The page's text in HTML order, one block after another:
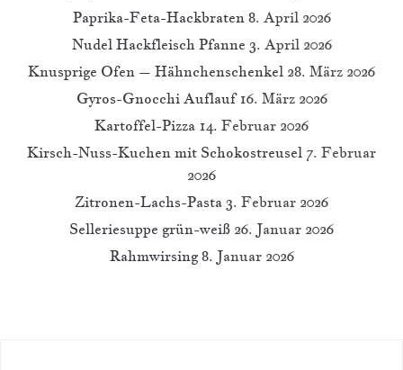
Paprika-Feta-Hackbraten 8. April 2026
Nudel Hackfleisch Pfanne 3. April 2026
Knusprige Ofen – Hähnchenschenkel 28. März 2026
Gyros-Gnocchi Auflauf 16. März 2026
Kartoffel-Pizza 14. Februar 2026
Kirsch-Nuss-Kuchen mit Schokostreusel 7. Februar
2026
Zitronen-Lachs-Pasta 3. Februar 2026
Selleriesuppe grün-weiß 26. Januar 2026
Rahmwirsing 8. Januar 2026